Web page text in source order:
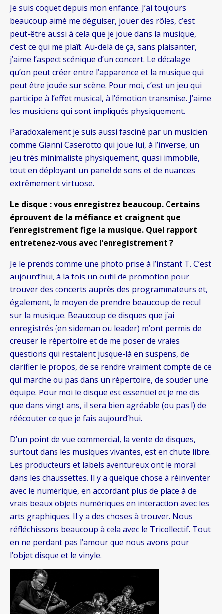
Je suis coquet depuis mon enfance. J’ai toujours
beaucoup aimé me déguiser, jouer des rôles, c’est
peut-être aussi à cela que je joue dans la musique,
c’est ce qui me plaît. Au-delà de ça, sans plaisanter,
j’aime l’aspect scénique d’un concert. Le décalage
qu’on peut créer entre l’apparence et la musique qui
peut être jouée sur scène. Pour moi, c’est un jeu qui
participe à l’effet musical, à l’émotion transmise. J’aime
les musiciens qui sont impliqués physiquement.
Paradoxalement je suis aussi fasciné par un musicien
comme Gianni Caserotto qui joue lui, à l’inverse, un
jeu très minimaliste physiquement, quasi immobile,
tout en déployant un panel de sons et de nuances
extrêmement virtuose.
Le disque : vous enregistrez beaucoup. Certains
éprouvent de la méfiance et craignent que
l’enregistrement fige la musique. Quel rapport
entretenez-vous avec l’enregistrement ?
Je le prends comme une photo prise à l’instant T. C’est
aujourd’hui, à la fois un outil de promotion pour
trouver des concerts auprès des programmateurs et,
également, le moyen de prendre beaucoup de recul
sur la musique. Beaucoup de disques que j’ai
enregistrés (en sideman ou leader) m’ont permis de
creuser le répertoire et de me poser de vraies
questions qui restaient jusque-là en suspens, de
clarifier le propos, de se rendre vraiment compte de ce
qui marche ou pas dans un répertoire, de souder une
équipe. Pour moi le disque est essentiel et je me dis
que dans vingt ans, il sera bien agréable (ou pas !) de
réécouter ce que je fais aujourd’hui.
D’un point de vue commercial, la vente de disques,
surtout dans les musiques vivantes, est en chute libre.
Les producteurs et labels aventureux ont le moral
dans les chaussettes. Il y a quelque chose à réinventer
avec le numérique, en accordant plus de place à de
vrais beaux objets numériques en interaction avec les
arts graphiques. Il y a des choses à trouver. Nous
réfléchissons beaucoup à cela avec le Tricollectif. Tout
en ne perdant pas l’amour que nous avons pour
l’objet disque et le vinyle.